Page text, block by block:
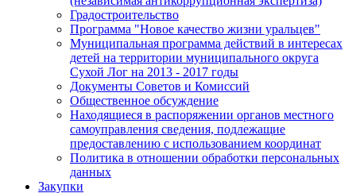
Градостроительство
Программа "Новое качество жизни уральцев"
Муниципальная программа действий в интересах
детей на территории муниципального округа
Сухой Лог на 2013 - 2017 годы
Документы Советов и Комиссий
Общественное обсуждение
Находящиеся в распоряжении органов местного
самоуправления сведения, подлежащие
предоставлению с использованием координат
Политика в отношении обработки персональных
данных
Закупки